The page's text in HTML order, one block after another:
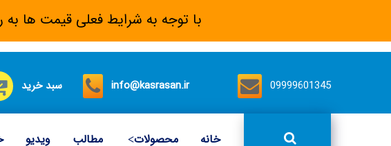
با توجه به شرایط فعلی قیمت ها به
سبد خرید info@kasrasan.ir 09999601345
خانه محصولات مطالب ویدیو